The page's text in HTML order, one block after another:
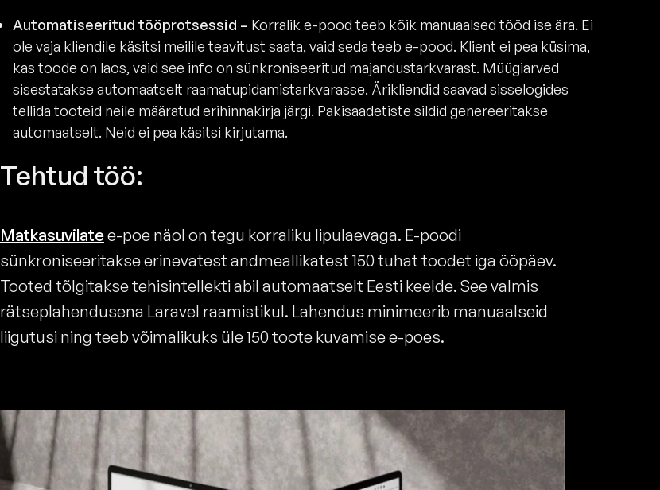
Automatiseeritud tööprotsessid – Korralik e-pood teeb kõik manuaalsed tööd ise ära. Ei
ole vaja kliendile käsitsi meilile teavitust saata, vaid seda teeb e-pood. Klient ei pea küsima,
kas toode on laos, vaid see info on sünkroniseeritud majandustarkvarast. Müügiarved
sisestatakse automaatselt raamatupidamistarkvarasse. Ärikliendid saavad sisselogides
tellida tooteid neile määratud erihinnakirja järgi. Pakisaadetiste sildid genereeritakse
automaatselt. Neid ei pea käsitsi kirjutama.
Tehtud töö:
Matkasuvilatee-poe näol on tegu korraliku lipulaevaga. E-poodi
sünkroniseeritakse erinevatest andmeallikatest 150 tuhat toodet iga ööpäev.
Tooted tõlgitakse tehisintellekti abil automaatselt Eesti keelde. See valmis
rätseplahendusena Laravel raamistikul. Lahendus minimeerib manuaalseid
liigutusi ning teeb võimalikuks üle 150 toote kuvamise e-poes.